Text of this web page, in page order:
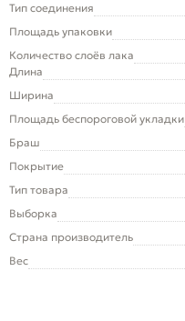
Тип соединения
Площадь упаковки
Количество слоёв лака
Длина
Ширина
Площадь беспороговой укладки
Браш
Покрытие
Тип товара
Выборка
Страна производитель
Вес